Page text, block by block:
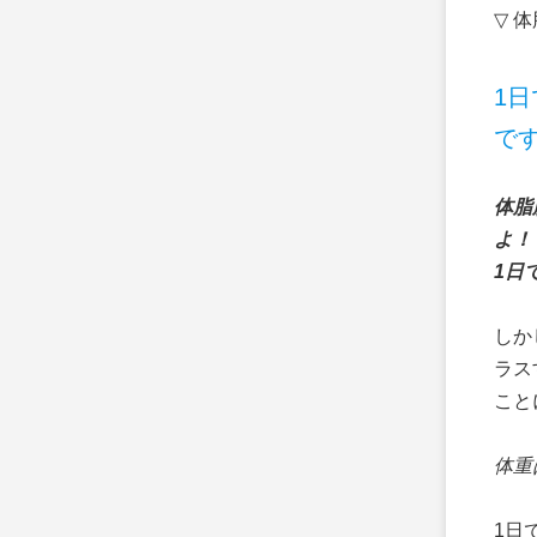
▽ 体
1
で
体
よ！
1日
し
ラ
こ
体
1日